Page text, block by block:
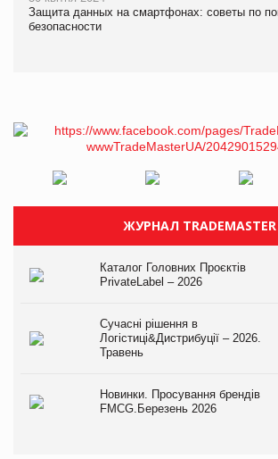
Защита данных на смартфонах: советы по
безопасности
ЖУРНАЛ TRADEMASTER
Каталог Головних Проєктів
PrivateLabel – 2026
Сучасні рішення в
Логістиці&Дистрибуції – 2026.
Травень
Новинки. Просування брендів
FMCG.Березень 2026